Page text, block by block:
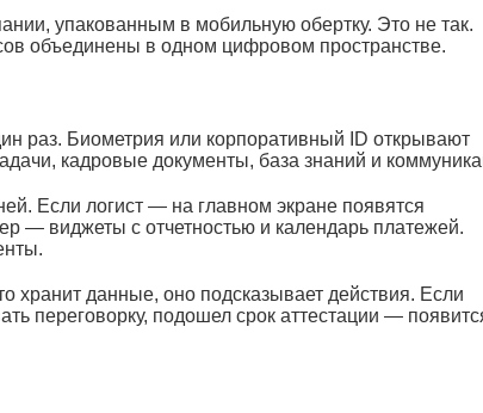
упакованным в мобильную обертку. Это не так.
объединены в одном цифровом пространстве.
раз. Биометрия или корпоративный ID открывают
кадровые документы, база знаний и
Если логист — на главном экране появятся
— виджеты с отчетностью и календарь платежей.
хранит данные, оно подсказывает действия. Если
переговорку, подошел срок аттестации —